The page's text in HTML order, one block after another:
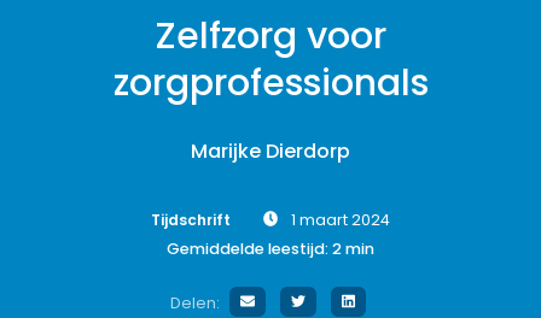
Zelfzorg voor
zorgprofessionals
Marijke Dierdorp
Tijdschrift
1 maart 2024
Gemiddelde leestijd: 2min
Delen: